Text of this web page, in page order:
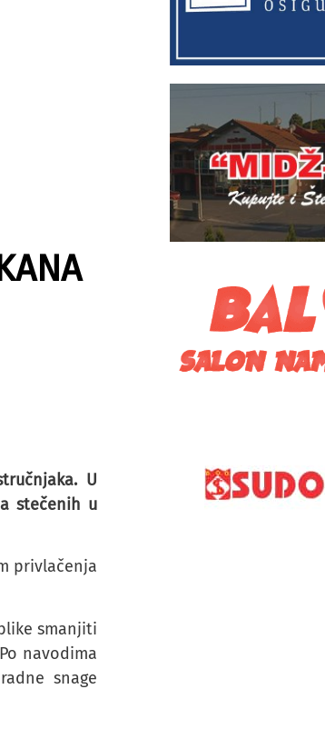
U
stečenih u
privlačenja
smanjiti
navodima
snage